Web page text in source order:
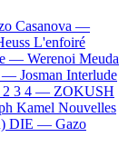
Casanova —
L'enfoiré
— Werenoi Meuda
— Josman Interlude
2 3 4 — ZOKUSH
Kamel Nouvelles
DIE — Gazo